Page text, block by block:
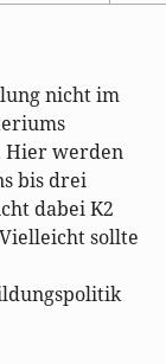
nicht im
Hier werden
bis drei
dabei K2
sollte